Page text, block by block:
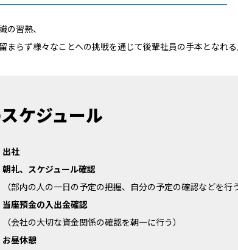
の習熟、
まらず様々なことへの挑戦を通じて後輩社員の手本となれる
ケジュール
出社
朝礼、スケジュール確認
（部内の人の一日の予定の把握、自分の予定の確認などを行う
当座預金の入出金確認
（会社の大切な資金関係の確認を朝一に行う）
お昼休憩